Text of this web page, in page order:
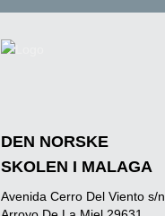
DEN NORSKE
SKOLEN I MALAGA
Avenida Cerro Del Viento s/n